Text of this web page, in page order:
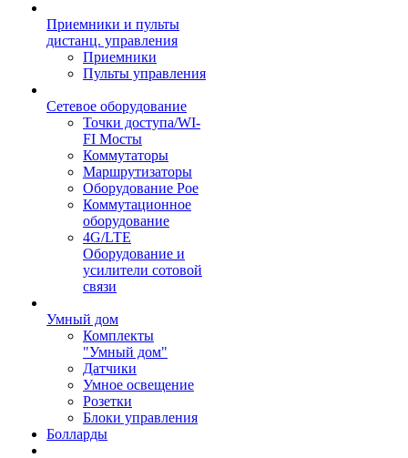
Приемники и пульты
дистанц. управления
Приемники
Пульты управления
Сетевое оборудование
Точки доступа/WI-
FI Мосты
Коммутаторы
Маршрутизаторы
Оборудование Poe
Коммутационное
оборудование
4G/LTE
Оборудование и
усилители сотовой
связи
Умный дом
Комплекты
"Умный дом"
Датчики
Умное освещение
Розетки
Блоки управления
Болларды